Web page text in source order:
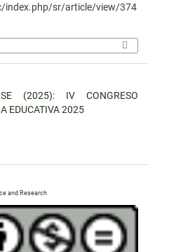
index.php/sr/article/view/374
(2025): IV CONGRESO
EDUCATIVA 2025
and Research